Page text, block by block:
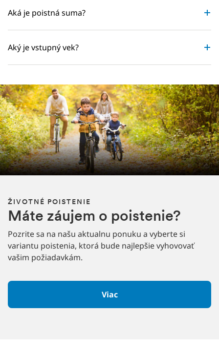
Aká je poistná suma?
Aký je vstupný vek?
ŽIVOTNÉ POISTENIE
Máte záujem o poistenie?
Pozrite sa na našu aktualnu ponuku a vyberte si
variantu poistenia, ktorá bude najlepšie vyhovovať
vašim požiadavkám.
Viac